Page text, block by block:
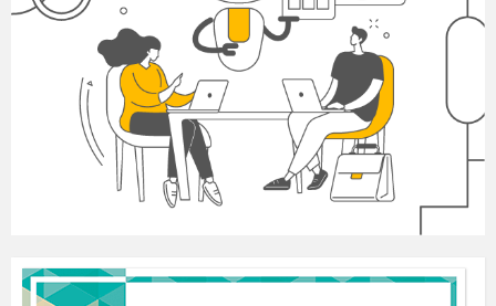
народжувалася дівчинка – обов’язково біля
хати садили кущ калини, щоб вродливою була.
Калину дбайливо охороняли і доглядали
в народі. Наруга над калиною вкривала людину
ганьбою. Вважалося, що ламати цвіт калини –
то накликати мороз. Справді, калина цвіте
наприкінці весни, коли заморозки вже
відходять.
Чому ж калина є символом України? Ось
Легенда